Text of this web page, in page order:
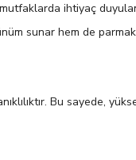
ihtiyaç
sunar hem de parmak
Bu sayede,